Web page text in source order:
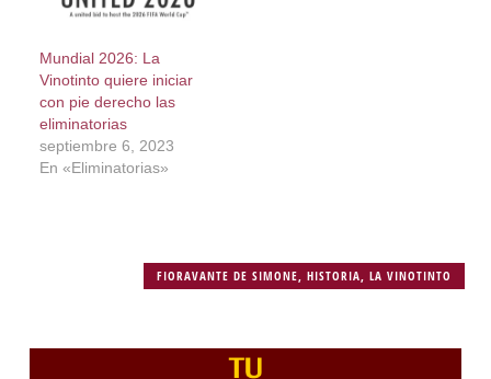
Mundial 2026: La
Vinotinto quiere iniciar
con pie derecho las
eliminatorias
septiembre 6, 2023
En «Eliminatorias»
FIORAVANTE DE SIMONE ,HISTORIA ,LA VINOTINTO